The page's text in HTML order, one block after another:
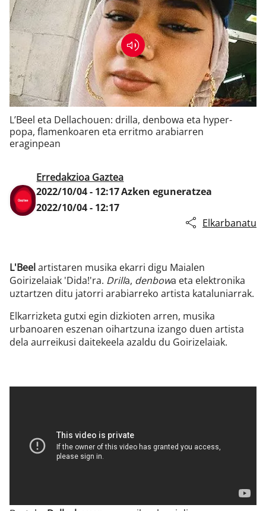
Klisk
L’Beel eta Dellachouen: drilla, denbowa eta hyper-
popa, flamenkoaren eta erritmo arabiarren
eraginpean
Erredakzioa Gaztea
2022/10/04 - 12:17Azken eguneratzea
2022/10/04 - 12:17
Elkarbanatu
L'Beelartistaren musika ekarri digu Maialen
Goirizelaiak 'Dida!'ra. Drilla, denbowa eta elektronika
uztartzen ditu jatorri arabiarreko artista kataluniarrak.
Elkarrizketa gutxi egin dizkioten arren, musika
urbanoaren eszenan oihartzuna izango duen artista
dela aurreikusi daitekeela azaldu du Goirizelaiak.